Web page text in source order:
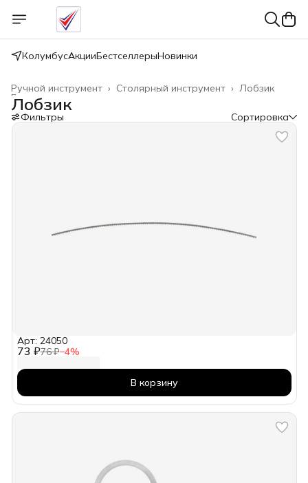
КолумбусАкцииБестселлерыНовинки
Лобзик
Столярный инструмент ›
Ручной инструмент ›
Главная
Лобзик
Фильтры Сортировка
73 ₽76 ₽−4%
Арт: 24050
В корзину